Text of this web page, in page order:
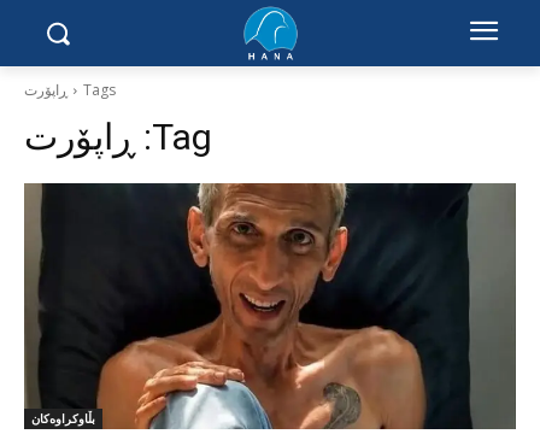
Tags ڕاپۆرت
Tag: ڕاپۆرت
بڵاوکراوەکان